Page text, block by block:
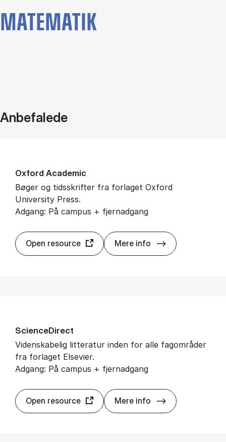
MATEMATIK
Anbefalede
Ox­ford Aca­de­mic
Bøger og tidsskrifter fra forlaget Oxford
University Press.
Adgang: På campus + fjernadgang
Open resource Mere info Ox­ford
Sci­en­ce­Di­rect
Videnskabelig litteratur inden for alle fagområder
fra forlaget Elsevier.
Adgang: På campus + fjernadgang
Open resource Mere info Sci­en­ce­Di­rect